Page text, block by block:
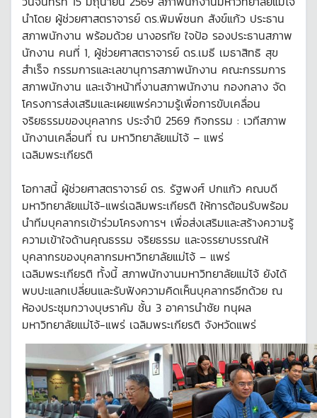
นำโดย ผู้ช่วยศาสตราจารย์ ดร.พิมพ์ชนก สังข์แก้ว ประธาน
สภาพนักงาน พร้อมด้วย นางอรทัย ใจป้อ รองประธานสภาพ
นักงาน คนที่ 1, ผู้ช่วยศาสตราจารย์ ดร.เมธี เมธาสิทธิ สุข
สำเร็จ กรรมการและเลขานุการสภาพนักงาน คณะกรรมการ
สภาพนักงาน และเจ้าหน้าที่งานสภาพนักงาน กองกลาง จัด
โครงการส่งเสริมและเผยแพร่ความรู้เพื่อการขับเคลื่อน
จริยธรรมของบุคลากร ประจำปี 2569 กิจกรรม : เวทีสภาพ
นักงานเคลื่อนที่ ณ มหาวิทยาลัยแม่โจ้ – แพร่
เฉลิมพระเกียรติ
โอกาสนี้ ผู้ช่วยศาสตราจารย์ ดร. รัฐพงศ์ ปกแก้ว คณบดี
มหาวิทยาลัยแม่โจ้-แพร่เฉลิมพระเกียรติ ให้การต้อนรับพร้อม
นำทีมบุคลากรเข้าร่วมโครงการฯ เพื่อส่งเสริมและสร้างความรู้
ความเข้าใจด้านคุณธรรม จริยธรรม และจรรยาบรรณให้
บุคลากรของบุคลากรมหาวิทยาลัยแม่โจ้ – แพร่
เฉลิมพระเกียรติ ทั้งนี้ สภาพนักงานมหาวิทยาลัยแม่โจ้ ยังได้
พบปะแลกเปลี่ยนและรับฟังความคิดเห็นบุคลากรอีกด้วย ณ
ห้องประชุมกวางบุษราคัม ชั้น 3 อาคารนำชัย ทนุผล
มหาวิทยาลัยแม่โจ้-แพร่ เฉลิมพระเกียรติ จังหวัดแพร่